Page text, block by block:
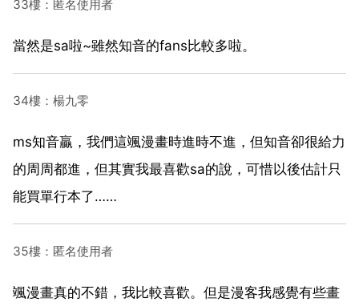
33樓：匿名使用者
當然是sa啦~雖然知音的fans比較多啦。
34樓：楊九零
ms知音贏，我們這颯漫畫時進時不進，但知音卻很給力
的周周都進，但其實我最喜歡sa的說，可惜以後估計只
能買單行本了……
35樓：匿名使用者
颯漫畫真的不錯，我比較喜歡。但是漫客我感覺有些畫